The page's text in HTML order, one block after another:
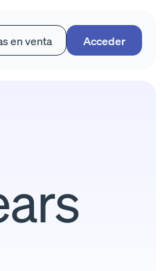
en venta Acceder